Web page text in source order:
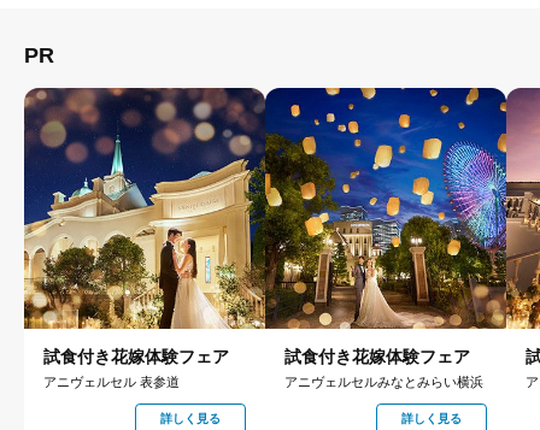
PR
試食付き花嫁体験フェア
アニヴェルセル 表参道
詳しく見る
試食付き花嫁体験フェア
アニヴェルセルみなとみらい横浜
詳しく見る